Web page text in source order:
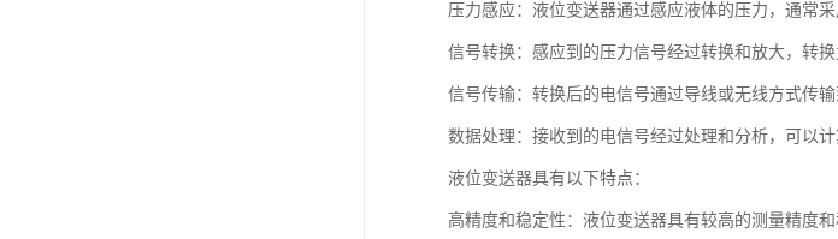
压力感应：液位变送器通过感应液体的压力，通常
信号转换：感应到的压力信号经过转换和放大，转
信号传输：转换后的电信号通过导线或无线方式传输
数据处理：接收到的电信号经过处理和分析，可以计
液位变送器具有以下特点：
高精度和稳定性：液位变送器具有较高的测量精度